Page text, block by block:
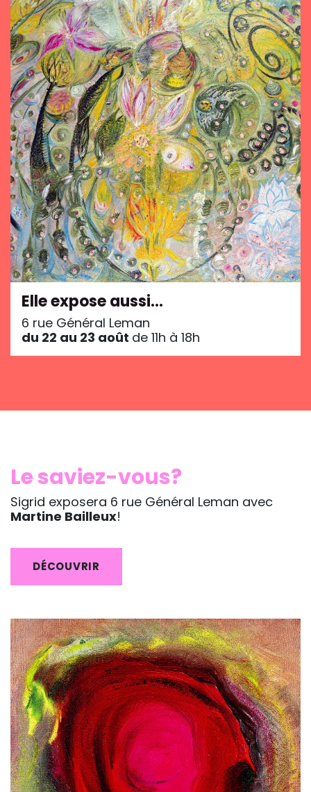
Elle expose aussi…
6 rue Général Leman
du 22 au 23 août de 11h à 18h
Le saviez-vous?
Sigrid exposera 6 rue Général Leman avec
Martine Bailleux!
DÉCOUVRIR